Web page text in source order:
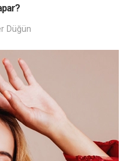
Düğün